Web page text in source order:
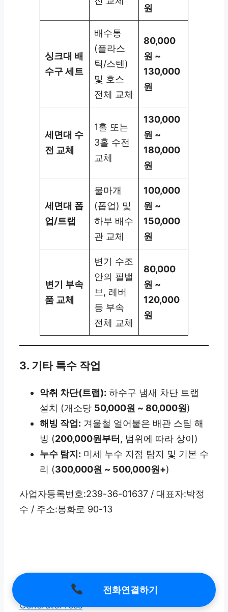
원
싱크대 배
수구 세트
배수통
(플라스
틱/스텐)
및 호스
전체 교체
80,000
원 ~
130,000
원
세면대 수
전 교체
1홀 또는
3홀 수전
교체
130,000
원 ~
180,000
원
세면대 폽
업/트랩
물마개
(폽업) 및
하부 배수
관 교체
100,000
원 ~
150,000
원
변기 부속
품 교체
변기 수조
안의 필밸
브, 레버
등 부속
전체 교체
80,000
원 ~
120,000
원
3. 기타 특수 작업
악취 차단(트랩): 하수구 냄새 차단 트랩
설치 (개소당 50,000원 ~ 80,000원)
해빙 작업: 겨울철 얼어붙은 배관 스팀 해
빙 (200,000원부터, 범위에 따라 상이)
누수 탐지: 미세 누수 지점 탐지 및 기본 수
리 (300,000원 ~ 500,000원+)
사업자등록번호:239-36-01637 / 대표자:박정
수 / 주소:봉화로 90-13
© 2026 막힘해결 24시• 제작됨
GeneratePress
전화연결하기